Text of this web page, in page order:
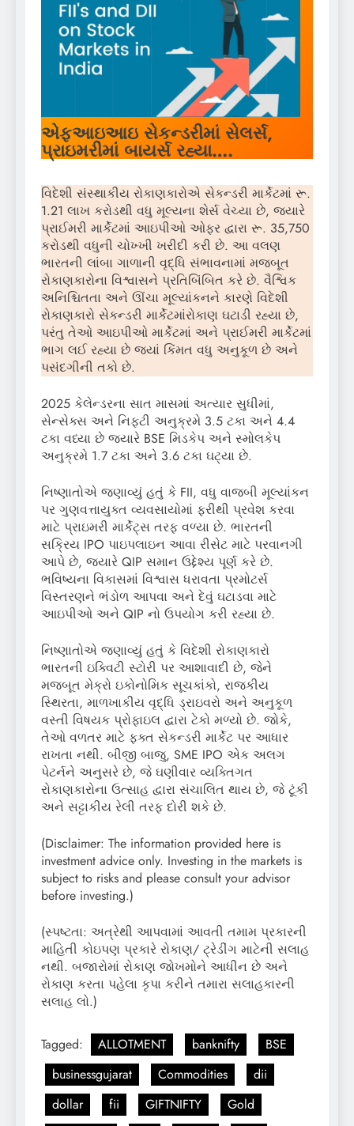
એફઆઇઆઇ સેકન્ડરીમાં સેલર્સ,
પ્રાઇમરીમાં બાયર્સ રહ્યા….
વિદેશી સંસ્થાકીય રોકાણકારોએ સેકન્ડરી માર્કેટમાં રૂ.
1.21 લાખ કરોડથી વધુ મૂલ્યના શેર્સ વેચ્યા છે, જ્યારે
પ્રાઈમરી માર્કેટમાં આઇપીઓ ઓફર દ્વારા રૂ. 35,750
કરોડથી વધુની ચોખ્ખી ખરીદી કરી છે. આ વલણ
ભારતની લાંબા ગાળાની વૃદ્ધિ સંભાવનામાં મજબૂત
રોકાણકારોના વિશ્વાસને પ્રતિબિંબિત કરે છે. વૈશ્વિક
અનિશ્ચિતતા અને ઊંચા મૂલ્યાંકનને કારણે વિદેશી
રોકાણકારો સેકન્ડરી માર્કેટમાંરોકાણ ઘટાડી રહ્યા છે,
પરંતુ તેઓ આઇપીઓ માર્કેટમાં અને પ્રાઈમરી માર્કેટમાં
ભાગ લઈ રહ્યા છે જ્યાં કિંમત વધુ અનુકૂળ છે અને
પસંદગીની તકો છે.
2025 કેલેન્ડરના સાત માસમાં અત્યાર સુધીમાં,
સેન્સેક્સ અને નિફ્ટી અનુક્રમે 3.5 ટકા અને 4.4
ટકા વધ્યા છે જ્યારે BSE મિડકેપ અને સ્મોલકેપ
અનુક્રમે 1.7 ટકા અને 3.6 ટકા ઘટ્યા છે.
નિષ્ણાતોએ જણાવ્યું હતું કે FII, વધુ વાજબી મૂલ્યાંકન
પર ગુણવત્તાયુક્ત વ્યવસાયોમાં ફરીથી પ્રવેશ કરવા
માટે પ્રાઇમરી માર્કેટ્સ તરફ વળ્યા છે. ભારતની
સક્રિય IPO પાઇપલાઇન આવા રીસેટ માટે પરવાનગી
આપે છે, જ્યારે QIP સમાન ઉદ્દેશ્ય પૂર્ણ કરે છે.
ભવિષ્યના વિકાસમાં વિશ્વાસ ધરાવતા પ્રમોટર્સ
વિસ્તરણને ભંડોળ આપવા અને દેવું ઘટાડવા માટે
આઇપીઓ અને QIP નો ઉપયોગ કરી રહ્યા છે.
નિષ્ણાતોએ જણાવ્યું હતું કે વિદેશી રોકાણકારો
ભારતની ઇક્વિટી સ્ટોરી પર આશાવાદી છે, જેને
મજબૂત મેક્રો ઇકોનોમિક સૂચકાંકો, રાજકીય
સ્થિરતા, માળખાકીય વૃદ્ધિ ડ્રાઇવરો અને અનુકૂળ
વસ્તી વિષયક પ્રોફાઇલ દ્વારા ટેકો મળ્યો છે. જોકે,
તેઓ વળતર માટે ફક્ત સેકન્ડરી માર્કેટ પર આધાર
રાખતા નથી. બીજી બાજુ, SME IPO એક અલગ
પેટર્નને અનુસરે છે, જે ઘણીવાર વ્યક્તિગત
રોકાણકારોના ઉત્સાહ દ્વારા સંચાલિત થાય છે, જે ટૂંકી
અને સટ્ટાકીય રેલી તરફ દોરી શકે છે.
(Disclaimer: The information provided here is
investment advice only. Investing in the markets is
subject to risks and please consult your advisor
before investing.)
(સ્પષ્ટતા: અત્રેથી આપવામાં આવતી તમામ પ્રકારની
માહિતી કોઇપણ પ્રકારે રોકાણ/ ટ્રેડીંગ માટેની સલાહ
નથી. બજારોમાં રોકાણ જોખમોને આધીન છે અને
રોકાણ કરતા પહેલા કૃપા કરીને તમારા સલાહકારની
સલાહ લો.)
Tagged: ALLOTMENT banknifty
BSE
businessgujarat
Commodities
dii
dollar
fii GIFTNIFTY
Gold